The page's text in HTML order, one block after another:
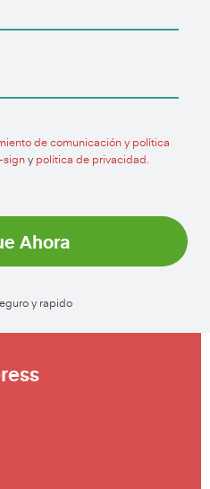
de comunicación y política
signy política de privacidad.
Ahora
y rapido